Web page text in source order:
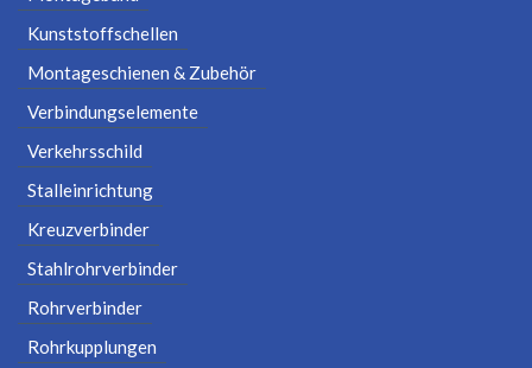
Kunststoffschellen
Montageschienen & Zubehör
Verbindungselemente
Verkehrsschild
Stalleinrichtung
Kreuzverbinder
Stahlrohrverbinder
Rohrverbinder
Rohrkupplungen